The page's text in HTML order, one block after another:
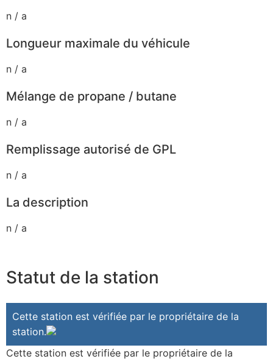
n / a
Longueur maximale du véhicule
n / a
Mélange de propane / butane
n / a
Remplissage autorisé de GPL
n / a
La description
n / a
Statut de la station
Cette station est vérifiée par le propriétaire de la
station.
Cette station est vérifiée par le propriétaire de la